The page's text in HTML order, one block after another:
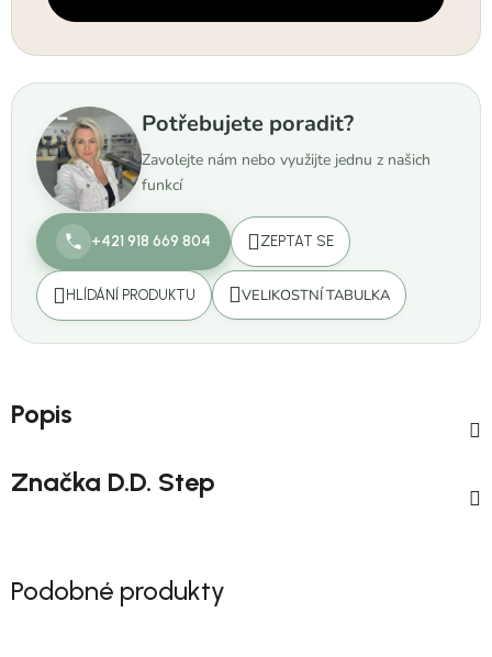
Potřebujete poradit?
Zavolejte nám nebo využijte jednu z našich
funkcí
+421 918 669 804 ZEPTAT SE
HLÍDÁNÍ PRODUKTU VELIKOSTNÍ TABULKA
Popis
Značka D.D. Step
Podobné produkty